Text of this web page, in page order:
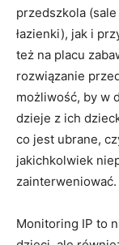
przedszkola
łazienki), jak i
też na placu
rozwiązanie
możliwość, by w
dzieje z ich
co jest ubrane,
jakichkolwiek
zainterweniować.
Monitoring IP to